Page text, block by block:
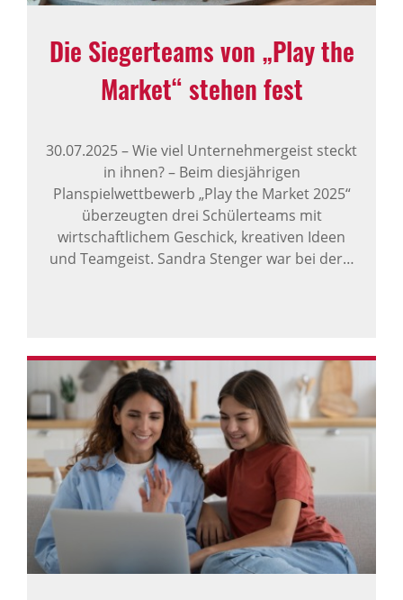
Die Sieger­teams von „Play the
Market“ stehen fest
30.07.2025–Wie viel Unternehmergeist steckt
in ihnen? – Beim diesjährigen
Planspielwettbewerb „Play the Market 2025“
überzeugten drei Schülerteams mit
wirtschaftlichem Geschick, kreativen Ideen
und Teamgeist. Sandra Stenger war bei der…